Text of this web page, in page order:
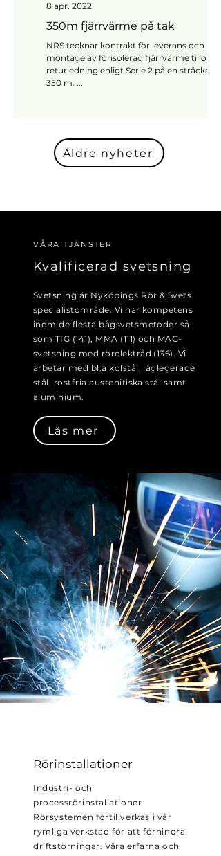
VÅRA TJÄNSTER
Kvalificerad svetsning
Svetsning är Nyköpings Rör & Svets
specialistområde. Vi har kompetens
inom de flesta bågsvetsmetoder så
som TIG (141), MMA (111) och MAG-
svetsning med rörelektråd (136). Vi
arbetar med bl.a kolstål, låglegerade
stål, rostfria austenitiska stål samt
aluminium.
Läs mer
Rörinstallationer
Industri- och
processrörinstallationer
Rörsystemen förtillverkas i vår
rymliga verkstad för att förhindra
driftstörningar. Våra erfarna och
350m fjärrvärme på tak
NRS tecknar kontrakt för leverans och
montage av förisolerad fjärrvärme tillopp &
returledning enligt Serie 2 på en sträcka
350 m. ...
8 apr. 2022
Äldre nyheter